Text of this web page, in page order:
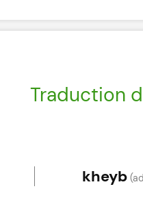
Traduction
kheyb